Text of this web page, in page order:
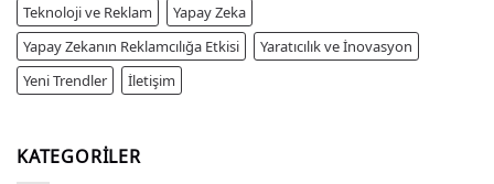
Teknoloji ve Reklam
Yapay Zeka
Yapay Zekanın Reklamcılığa Etkisi
Yaratıcılık ve İnovasyon
Yeni Trendler
İletişim
KATEGORILER